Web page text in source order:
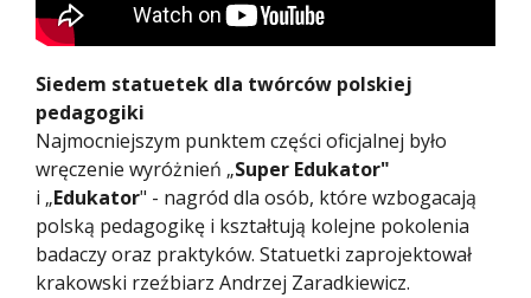
Siedem statuetek dla twórców polskiej
pedagogiki
Najmocniejszym punktem części oficjalnej było
wręczenie wyróżnień „Super Edukator"
i „Edukator" - nagród dla osób, które wzbogacają
polską pedagogikę i kształtują kolejne pokolenia
badaczy oraz praktyków. Statuetki zaprojektował
krakowski rzeźbiarz Andrzej Zaradkiewicz.